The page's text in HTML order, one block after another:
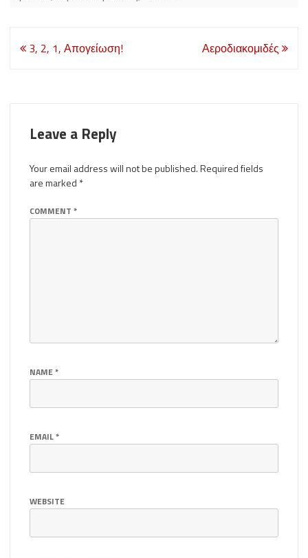
Post
3, 2, 1, Απογείωση! Αεροδιακομιδές
Leave a Reply
Your email address will not be published.Required fields
are marked *
COMMENT *
NAME*
EMAIL*
WEBSITE